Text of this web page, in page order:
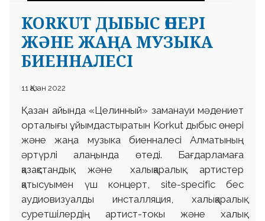
KORKUT ДЫБЫС ӨНЕРІ
ЖƏНЕ ЖАҢА МУЗЫКА
БИЕННАЛЕСІ
11 Қазан 2022
Қазан айында «Целинный» заманауи мəдениет
орталығы ұйымдастыратын Korkut дыбыс өнері
жəне жаңа музыка биенналесі Алматының
əртүрлі алаңында өтеді. Бағдарламаға
қазақстандық жəне халықаралық артистер
қатысуымен үш концерт, site-specific бес
аудиовизуалды инсталляция, халықаралық
суретшілердің артист-токы жəне халық